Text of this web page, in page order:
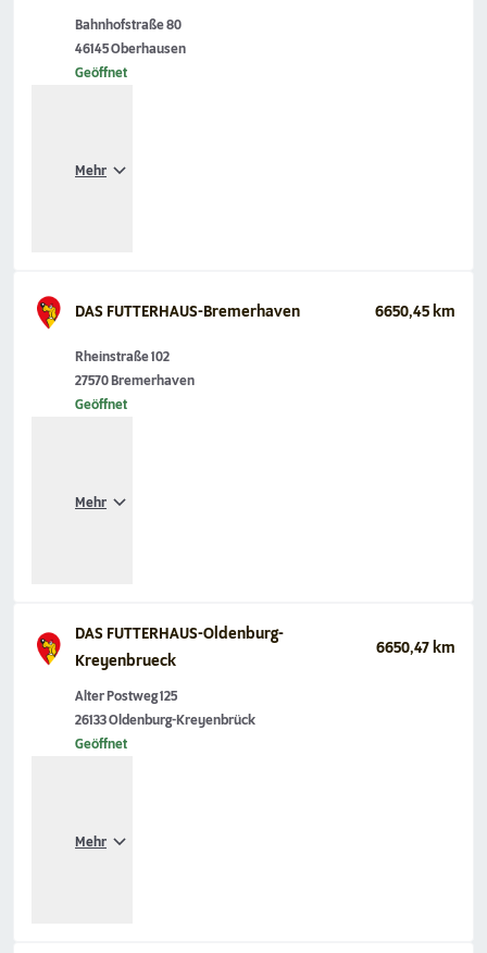
Bahnhofstraße 80
46145 Oberhausen
Geöffnet
Mehr
DAS FUTTERHAUS-Bremerhaven 6650,45 km
Rheinstraße 102
27570 Bremerhaven
Geöffnet
Mehr
DAS FUTTERHAUS-Oldenburg-
Kreyenbrueck
6650,47 km
Alter Postweg 125
26133 Oldenburg-Kreyenbrück
Geöffnet
Mehr